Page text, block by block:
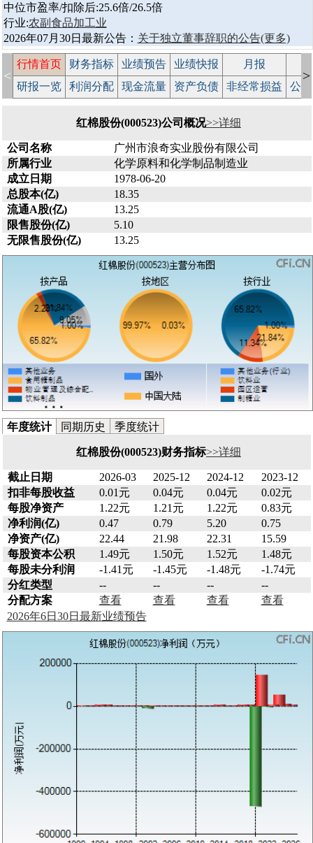
中位市盈率/扣除后:25.6倍/26.5倍
行业:农副食品加工业
2026年07月30日最新公告： 关于独立董事辞职的公告(更多)
<
行情首页 财务指标 业绩预告 业绩快报 月报
研报一览
利润分配 现金流量 资产负债 非经常损益 公
>
红棉股份(000523)公司概况>>详细
公司名称
广州市浪奇实业股份有限公司
所属行业
化学原料和化学制品制造业
成立日期
1978-06-20
总股本(亿)
18.35
流通A股(亿)
13.25
限售股份(亿)
5.10
无限售股份(亿)
13.25
年度统计 同期历史 季度统计
红棉股份(000523)财务指标>>详细
截止日期 2026-03 2025-12 2024-12
2023-12
扣非每股收益
0.01元 0.04元 0.04元
0.02元
每股净资产
1.22元 1.21元 1.22元
0.83元
净利润(亿)
0.47 0.79 5.20
0.75
净资产(亿)
22.44 21.98 22.31
15.59
每股资本公积
1.49元 1.50元 1.52元
1.48元
每股未分利润
-1.41元 -1.45元 -1.48元
-1.74元
分红类型
-- -- --
--
分配方案
查看 查看 查看
查看
2026年6日30日最新业绩预告